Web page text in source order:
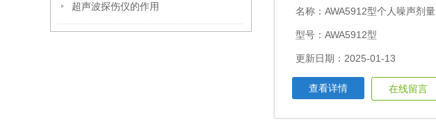
超声波探伤仪的作用 名称： AWA5912型个人噪声剂量计积分声级计
型号：AWA5912型
更新日期：2025-01-13
查看详情 在线留言